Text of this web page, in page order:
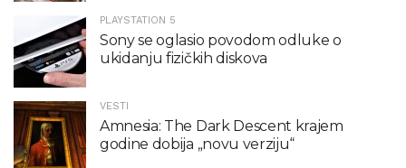
PLAYSTATION 5
Sony se oglasio povodom odluke o
ukidanju fizičkih diskova
VESTI
Amnesia: The Dark Descent krajem
godine dobija „novu verziju“